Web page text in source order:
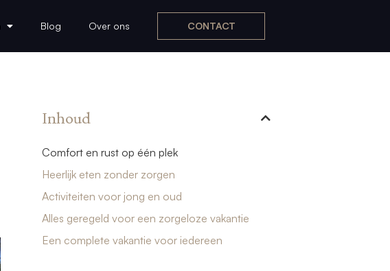
Blog Over ons CONTACT
Inhoud
Comfort en rust op één plek
Heerlijk eten zonder zorgen
Activiteiten voor jong en oud
Alles geregeld voor een zorgeloze vakantie
Een complete vakantie voor iedereen